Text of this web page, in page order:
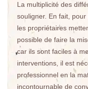
La multiplicité des
souligner. En fait,
les propriétaires
possible de faire la
car ils sont faciles à
interventions, il est
professionnel en la
incontournable de